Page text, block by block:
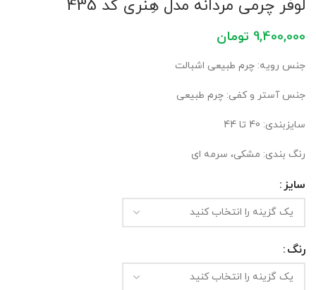
لوفر چرمی مردانه مدل هِنری کد 435
9,400,000 تومان
جنس رویه: چرم طبیعی اشبالت
جنس آستر و کفی: چرم طبیعی
سایزبندی: 40 تا 44
رنگ بندی: مشکی، سرمه ای
سایز
رنگ